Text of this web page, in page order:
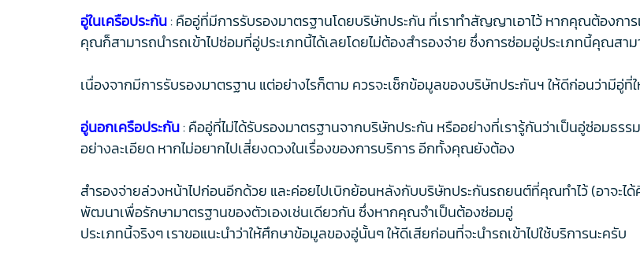
อู่ในเครือประกัน: คืออู่ที่มีการรับรองมาตรฐานโดยบริษัทประกัน ที่เราทำสัญญาเอาไว้ หากคุณต้องกา
คุณก็สามารถนำรถเข้าไปซ่อมที่อู่ประเภทนี้ได้เลยโดยไม่ต้องสำรองจ่าย ซึ่งการซ่อมอู่ประเภทนี้คุณสามา
เนื่องจากมีการรับรองมาตรฐาน แต่อย่างไรก็ตาม ควรจะเช็กข้อมูลของบริษัทประกันฯ ให้ดีก่อนว่ามีอู่
อู่นอกเครือประกัน: คืออู่ที่ไม่ได้รับรองมาตรฐานจากบริษัทประกัน หรืออย่างที่เรารู้กันว่าเป็นอู่ซ่อมธร
อย่างละเอียด หากไม่อยากไปเสี่ยงดวงในเรื่องของการบริการ อีกทั้งคุณยังต้อง
สำรองจ่ายล่วงหน้าไปก่อนอีกด้วย และค่อยไปเบิกย้อนหลังกับบริษัทประกันรถยนต์ที่คุณทำไว้ (อาจะไ
พัฒนาเพื่อรักษามาตรฐานของตัวเองเช่นเดียวกัน ซึ่งหากคุณจำเป็นต้องซ่อมอู่
ประเภทนี้จริงๆ เราขอแนะนำว่าให้ศึกษาข้อมูลของอู่นั้นๆ ให้ดีเสียก่อนที่จะนำรถเข้าไปใช้บริการนะครับ